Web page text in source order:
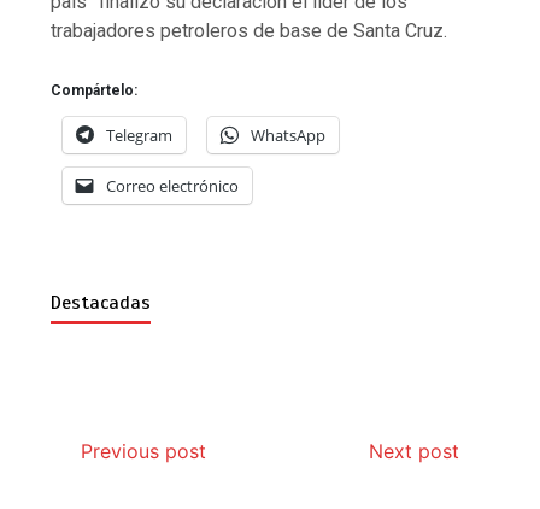
trabajadores petroleros de base de Santa Cruz.
Compártelo:
Telegram WhatsApp
Correo electrónico
Destacadas
Previous post Next post